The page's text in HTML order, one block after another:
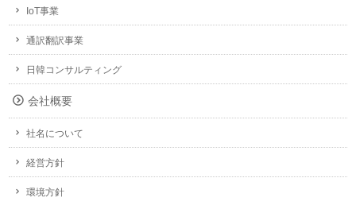
IoT事業
通訳翻訳事業
日韓コンサルティング
会社概要
社名について
経営方針
環境方針